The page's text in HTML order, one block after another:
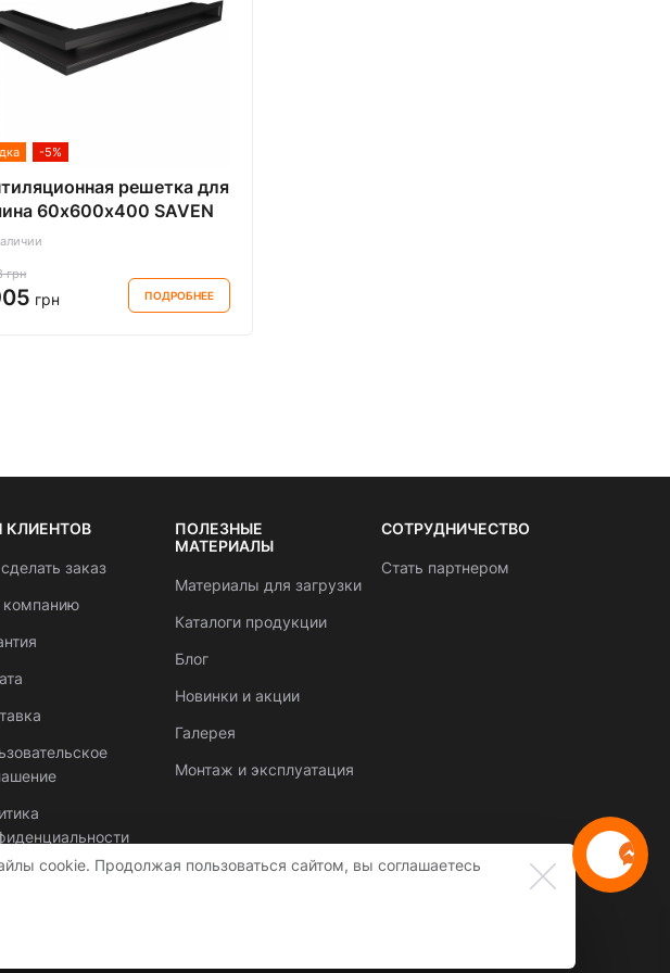
-5%
решетка для
60х600х400 SAVEN
угловая правая
грн
грн ПОДРОБНЕЕ
КЛИЕНТОВ
заказ
компанию
ПОЛЕЗНЫЕ
МАТЕРИАЛЫ
Материалы для загрузки
Каталоги продукции
Блог
Новинки и акции
Галерея
Монтаж и эксплуатация
СОТРУДНИЧЕСТВО
Стать партнером
cookie. Продолжая пользоваться сайтом, вы соглашаетесь